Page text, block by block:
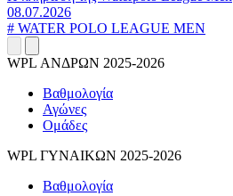
08.07.2026
# WATER POLO LEAGUE MEN
WPL ΑΝΔΡΩΝ 2025-2026
Βαθμολογία
Αγώνες
Ομάδες
WPL ΓΥΝΑΙΚΩΝ 2025-2026
Βαθμολογία